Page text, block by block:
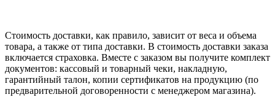
Стоимость доставки, как правило, зависит от веса и объема
товара, а также от типа доставки. В стоимость доставки заказа
включается страховка. Вместе с заказом вы получите комплект
документов: кассовый и товарный чеки, накладную,
гарантийный талон, копии сертификатов на продукцию (по
предварительной договоренности с менеджером магазина).